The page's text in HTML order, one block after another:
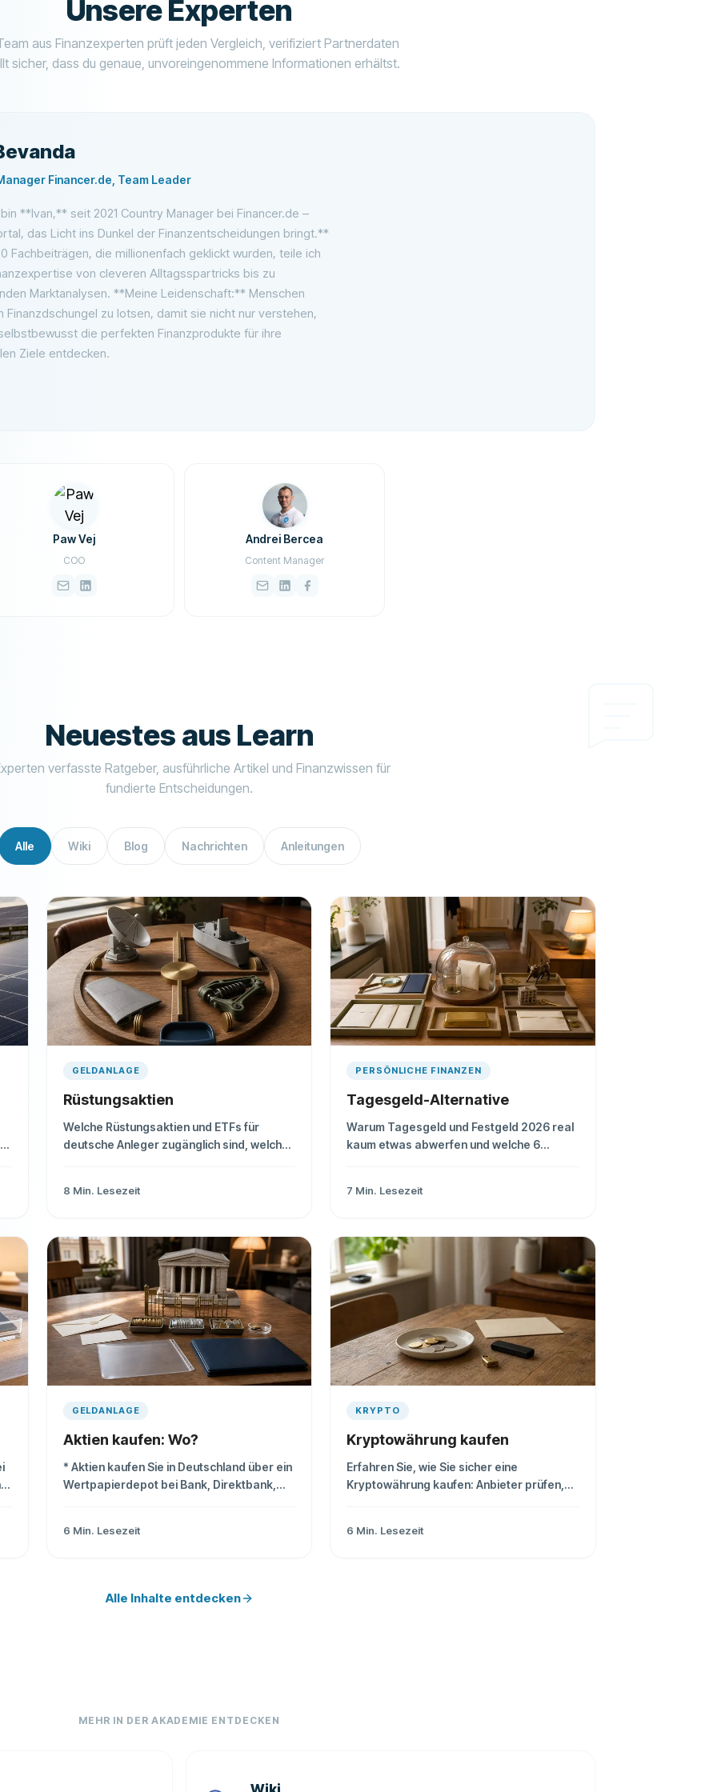
Unsere Experten
aus Finanzexperten prüft jeden Vergleich, verifiziert Partnerdaten
sicher, dass du genaue, unvoreingenommene Informationen erhältst.
Financer.de, Team Leader
**Ivan,** seit 2021 Country Manager bei Financer.de –
das Licht ins Dunkel der Finanzentscheidungen bringt.**
Fachbeiträgen, die millionenfach geklickt wurden, teile ich
von cleveren Alltagsspartricks bis zu
Marktanalysen. **Meine Leidenschaft:** Menschen
Finanzdschungel zu lotsen, damit sie nicht nur verstehen,
die perfekten Finanzprodukte für ihre
Ziele entdecken.
Paw Vej
COO
Andrei Bercea
Content Manager
Neuestes aus Learn
verfasste Ratgeber, ausführliche Artikel und Finanzwissen für
fundierte Entscheidungen.
Alle Wiki Blog Nachrichten Anleitungen
GELDANLAGE
Rüstungsaktien
Welche Rüstungsaktien und ETFs für
deutsche Anleger zugänglich sind, welche
8 Min. Lesezeit
PERSÖNLICHE FINANZEN
Tagesgeld-Alternative
Warum Tagesgeld und Festgeld 2026 real
kaum etwas abwerfen und welche 6
7 Min. Lesezeit
GELDANLAGE
Aktien kaufen: Wo?
* Aktien kaufen Sie in Deutschland über ein
Wertpapierdepot bei Bank, Direktbank,
Ordergebühren, sondern auch Spreads,
6 Min. Lesezeit
KRYPTO
Kryptowährung kaufen
Erfahren Sie, wie Sie sicher eine
Kryptowährung kaufen: Anbieter prüfen,
dokumentieren.
6 Min. Lesezeit
Alle Inhalte entdecken
MEHR IN DER AKADEMIE ENTDECKEN